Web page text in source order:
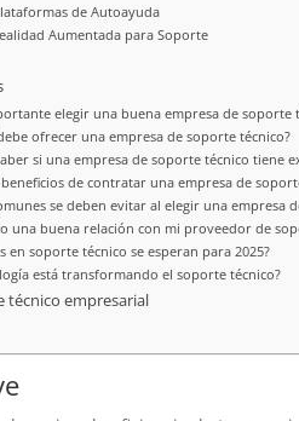
de Autoayuda
Aumentada para Soporte
elegir una buena empresa de soporte
ofrecer una empresa de soporte técnico?
si una empresa de soporte técnico tiene
beneficios de contratar una empresa de
se deben evitar al elegir una empresa
una buena relación con mi proveedor de
en soporte técnico se esperan para 2025?
está transformando el soporte técnico?
técnico empresarial